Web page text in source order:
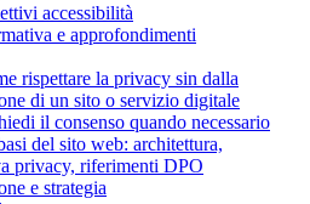
accessibilità
e approfondimenti
rispettare la privacy sin dalla
di un sito o servizio digitale
il consenso quando necessario
del sito web: architettura,
privacy, riferimenti DPO
e strategia